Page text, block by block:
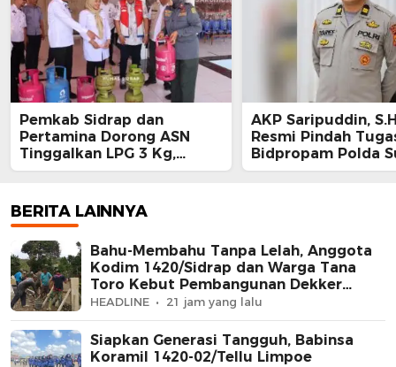
Pemkab Sidrap dan
Pertamina Dorong ASN
Tinggalkan LPG 3 Kg,
Bright Gas Jadi Pilihan
AKP Saripuddin,
Resmi Pindah
Bidpropam Polda
BERITA LAINNYA
Bahu-Membahu Tanpa Lelah, Anggota
Kodim 1420/Sidrap dan Warga Tana
Toro Kebut Pembangunan Dekker
Jembatan Beton
HEADLINE 21 jam yang lalu
Siapkan Generasi Tangguh, Babinsa
Koramil 1420-02/Tellu Limpoe